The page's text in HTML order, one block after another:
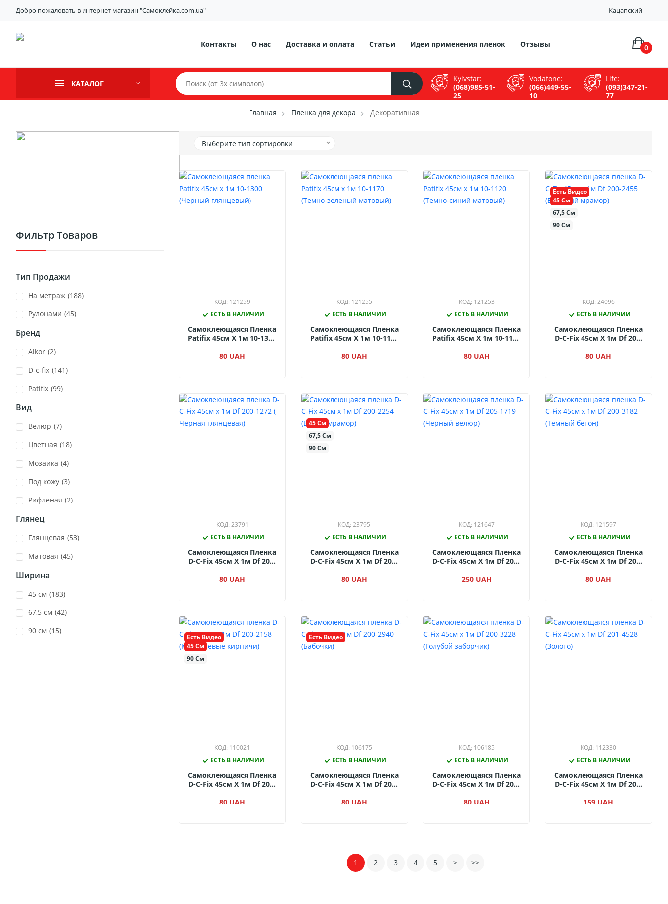
Добро пожаловать в интернет магазин "Самоклейка.com.ua" Кацапский
Контакты О нас Доставка и оплата Статьи Идеи применения пленок Отзывы 0
КАТАЛОГ
Kyivstar:
(068)985-51-
25
Vodafone:
(066)449-55-
10
Life:
(093)347-21-
77
Главная
Пленка для декора Декоративная
Выберите тип сортировки
КОД: 121259
ЕСТЬ В НАЛИЧИИ
Самоклеющаяся Пленка
Patifix 45см Х 1м 10-1300
80 UAH
КОД: 121255
ЕСТЬ В НАЛИЧИИ
Самоклеющаяся Пленка
Patifix 45см Х 1м 10-1170
Матовый)
80 UAH
КОД: 121253
ЕСТЬ В НАЛИЧИИ
Самоклеющаяся Пленка
Patifix 45см Х 1м 10-1120
80 UAH
Есть Видео
45 См
67,5 См
90 См
КОД: 24096
ЕСТЬ В НАЛИЧИИ
Самоклеющаяся Пленка
D-C-Fix 45см Х 1м Df 200-
80 UAH
КОД: 23791
ЕСТЬ В НАЛИЧИИ
Самоклеющаяся Пленка
D-C-Fix 45см Х 1м Df 200-
80 UAH
45 См
67,5 См
90 См
КОД: 23795
ЕСТЬ В НАЛИЧИИ
Самоклеющаяся Пленка
D-C-Fix 45см Х 1м Df 200-
80 UAH
КОД: 121647
ЕСТЬ В НАЛИЧИИ
Самоклеющаяся Пленка
D-C-Fix 45см Х 1м Df 205-
250 UAH
КОД: 121597
ЕСТЬ В НАЛИЧИИ
Самоклеющаяся Пленка
D-C-Fix 45см Х 1м Df 200-
80 UAH
Есть Видео
45 См
90 См
КОД: 110021
ЕСТЬ В НАЛИЧИИ
Самоклеющаяся Пленка
D-C-Fix 45см Х 1м Df 200-
Кирпичи)
80 UAH
Есть Видео
КОД: 106175
ЕСТЬ В НАЛИЧИИ
Самоклеющаяся Пленка
D-C-Fix 45см Х 1м Df 200-
80 UAH
КОД: 106185
ЕСТЬ В НАЛИЧИИ
Самоклеющаяся Пленка
D-C-Fix 45см Х 1м Df 200-
Заборчик)
80 UAH
КОД: 112330
ЕСТЬ В НАЛИЧИИ
Самоклеющаяся Пленка
D-C-Fix 45см Х 1м Df 201-
159 UAH
1 2 3 4 5 > >>
Фильтр Товаров
Тип Продажи
На метраж (188)
Рулонами (45)
Бренд
Alkor (2)
D-c-fix (141)
Patifix (99)
Вид
Велюр (7)
Цветная (18)
Мозаика (4)
Под кожу (3)
Рифленая (2)
Глянец
Глянцевая (53)
Матовая (45)
Ширина
45 см (183)
67,5 см (42)
90 см (15)